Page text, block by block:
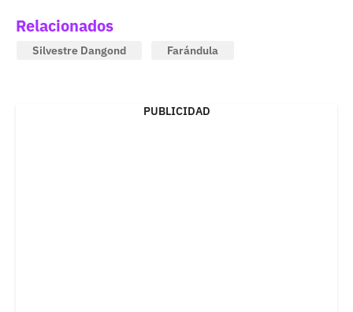
Relacionados
Silvestre Dangond Farándula
PUBLICIDAD